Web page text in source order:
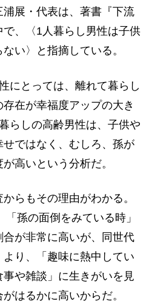
展・代表は、著書『下流
、〈1人暮らし男性は子供
い〉と指摘している。
にとっては、離れて暮らし
在が幸福度アップの大き
らしの高齢男性は、子供や
ではなく、むしろ、孫が
高いという分析だ。
らもその理由がわかる。
孫の面倒をみている時」
が非常に高いが、同世代
り、「趣味に熱中してい
や雑談」に生きがいを見
はるかに高いからだ。